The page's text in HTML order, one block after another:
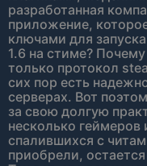
разработанная
приложение,
ключами для
1.6 на стиме?
только протокол
сих пор есть
серверах. Вот
за свою долгую
несколько
спалившихся с
приобрели, остается